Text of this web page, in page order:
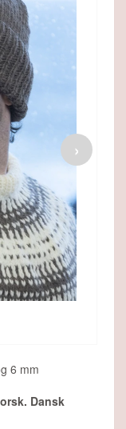
›
6 mm
Dansk